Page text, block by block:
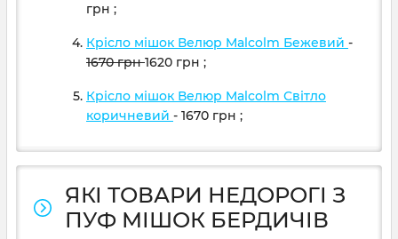
грн ;
Крісло мішок Велюр Malcolm Бежевий -
1670грн1620 грн ;
Крісло мішок Велюр Malcolm Світло
коричневий - 1670 грн ;
ЯКІ ТОВАРИ НЕДОРОГІ З
ПУФ МІШОК БЕРДИЧІВ